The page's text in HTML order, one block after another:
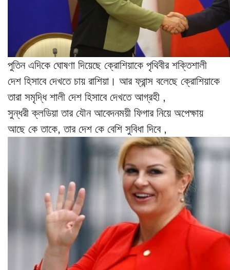
পুতিন এদিকে ঘোষণা দিয়েছে ক্রোশিয়াকে পৃথিবীর শক্তিশালী
দেশ হিসাবে দেখতে চায় রাশিয়া। আর ফ্রান্স বলেছে ক্রোশিয়াকে
তারা সমৃদ্ধি শালী দেশ হিসাবে দেখতে আগ্রহী ,
সুন্ধরী ক্লডিয়া তার যৌন আবেদনময়ী ফিগার নিয়ে অপেক্ষায়
আছে কে তাকে, তার দেশ কে বেশি সুবিধা দিবে ,